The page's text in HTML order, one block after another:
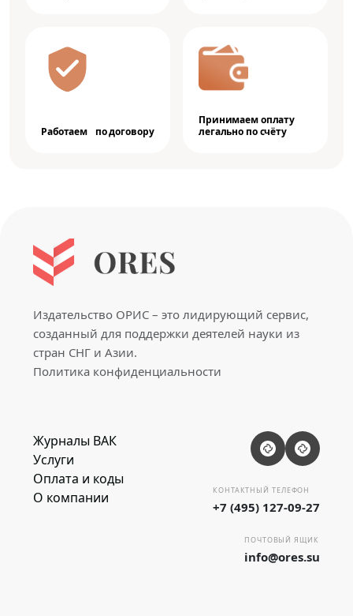
Работаем по договору
Принимаем оплату
легально по счёту
Издательство ОРИС – это лидирующий сервис,
созданный для поддержки деятелей науки из
стран СНГ и Азии.
Политика конфиденциальности
Журналы ВАК
Услуги
Оплата и коды
О компании
КОНТАКТНЫЙ ТЕЛЕФОН
+7 (495) 127-09-27
ПОЧТОВЫЙ ЯЩИК
info@ores.su